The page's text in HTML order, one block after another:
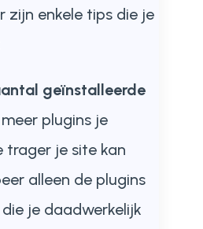
zijn enkele tips die je
geïnstalleerde
plugins je
trager je site kan
alleen de plugins
je daadwerkelijk